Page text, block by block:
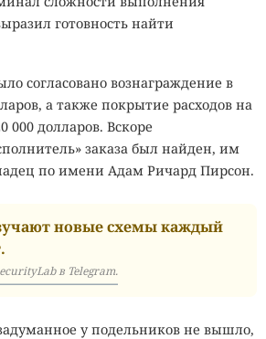
готовность найти
согласовано вознаграждение в
а также покрытие расходов на
000 долларов. Вскоре
заказа был найден, им
по имени Адам Ричард Пирсон.
новые схемы каждый
в Telegram.
у подельников не вышло,